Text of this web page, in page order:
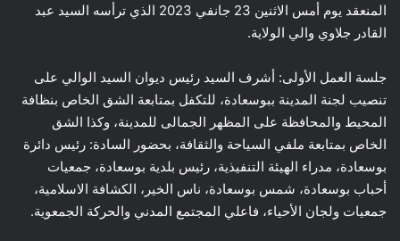
المنعقد يوم أمس الاثنين 23 جانفي 2023 الذي ترأسه السيد عبد
القادر جلاوي والي الولاية.
جلسة العمل الأولى: أشرف السيد رئيس ديوان السيد الوالي على
تنصيب لجنة المدينة ببوسعادة، للتكفل بمتابعة الشق الخاص بنظافة
المحيط والمحافظة على المظهر الجمالى للمدينة، وكذا الشق
الخاص بمتابعة ملفي السياحة والثقافة، بحضور السادة: رئيس دائرة
بوسعادة، مدراء الهيئة التنفيذية، رئيس بلدية بوسعادة، جمعيات
أحباب بوسعادة، شمس بوسعادة، ناس الخير، الكشافة الاسلامية،
جمعيات ولجان الأحياء، فاعلي المجتمع المدني والحركة الجمعوية.